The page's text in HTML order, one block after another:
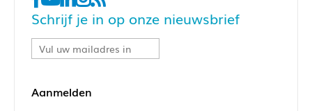
Schrijf je in op onze nieuwsbrief